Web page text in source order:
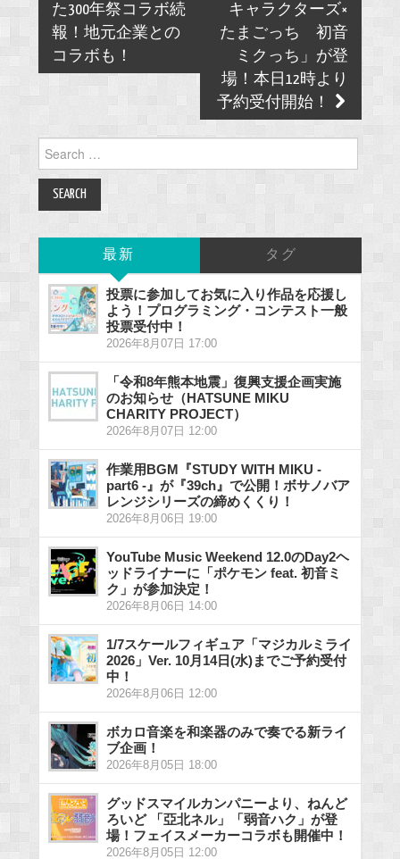
た300年祭コラボ続
報！地元企業との
コラボも！
キャラクターズ×
たまごっち 初音
ミクっち」が登
場！本日12時より
予約受付開始！
for:
最新 タグ
投票に参加してお気に入り作品を応援し
よう！プログラミング・コンテスト一般
投票受付中！
2026年8月07日 17:00
「令和8年熊本地震」復興支援企画実施
のお知らせ（HATSUNE MIKU
CHARITY PROJECT）
2026年8月07日 12:00
作業用BGM『STUDY WITH MIKU -
part6 -』が『39ch』で公開！ボサノバア
レンジシリーズの締めくくり！
2026年8月06日 19:00
YouTube Music Weekend 12.0のDay2ヘ
ッドライナーに「ポケモン feat. 初音ミ
ク」が参加決定！
2026年8月06日 14:00
1/7スケールフィギュア「マジカルミライ
2026」Ver. 10月14日(水)までご予約受付
中！
2026年8月06日 12:00
ボカロ音楽を和楽器のみで奏でる新ライ
ブ企画！
2026年8月05日 18:00
グッドスマイルカンパニーより、ねんど
ろいど 「亞北ネル」「弱音ハク」が登
場！フェイスメーカーコラボも開催中！
2026年8月05日 12:00